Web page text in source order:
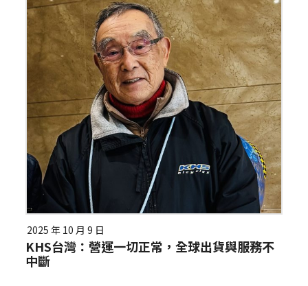
2025 年 10 月 9 日
KHS台灣：營運一切正常，全球出貨與服務不
中斷